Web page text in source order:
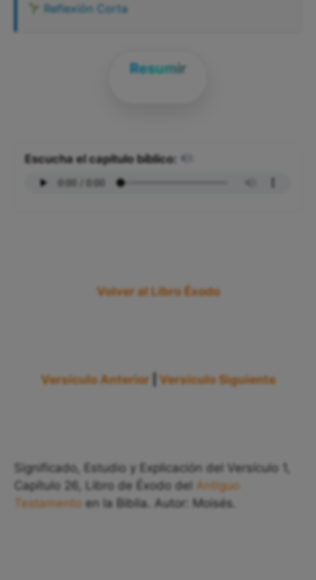
Reflexión Corta
Resumir
Escucha el capítulo bíblico:
Volver al Libro Éxodo
Versículo Anterior Versículo Siguiente
Significado, Estudio y Explicación del Versículo 1,
Capítulo 26, Libro de Éxodo del Antiguo
Testamento en la Biblia. Autor: Moisés.